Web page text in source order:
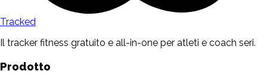
Tracked
Il tracker fitness gratuito e all-in-one per atleti e coach seri.
Prodotto